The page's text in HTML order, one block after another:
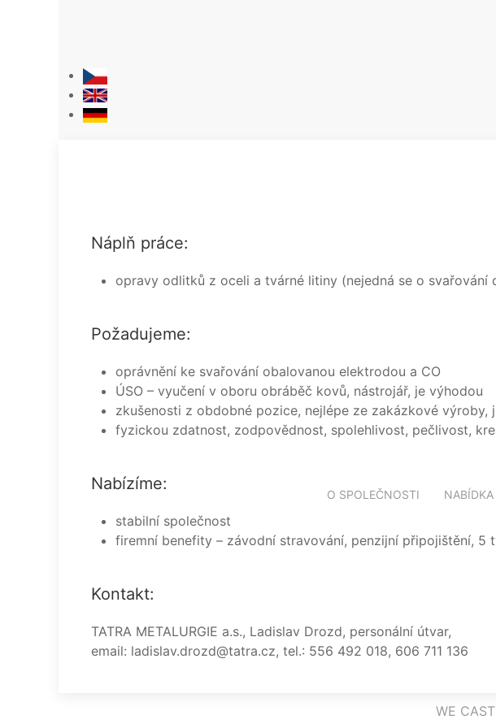
O SPOLEČNOSTI NABÍDKA
Náplň práce:
opravy odlitků z oceli a tvárné litiny (nejedná se o svařování
Požadujeme:
oprávnění ke svařování obalovanou elektrodou a CO
ÚSO – vyučení v oboru obráběč kovů, nástrojář, je výhodou
zkušenosti z obdobné pozice, nejlépe ze zakázkové výroby,
fyzickou zdatnost, zodpovědnost, spolehlivost, pečlivost,
Nabízíme:
stabilní společnost
firemní benefity – závodní stravování, penzijní připojištění,
Kontakt:
TATRA METALURGIE a.s., Ladislav Drozd, personální útvar,
email: ladislav.drozd@tatra.cz, tel.: 556 492 018, 606 711 136
WE